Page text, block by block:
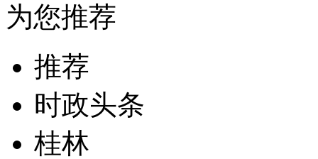
为您推荐
推荐
时政头条
桂林